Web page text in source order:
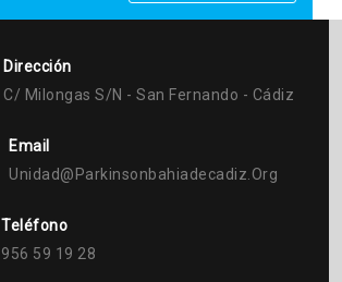
Dirección
C/ Milongas S/n - San Fernando - Cádiz
Email
Unidad@parkinsonbahiadecadiz.org
Teléfono
956 59 19 28